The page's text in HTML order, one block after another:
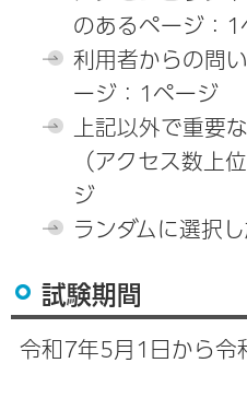
のあるページ：1
利用者からの問
ージ：1ページ
上記以外で重要
（アクセス数上
ジ
ランダムに選択
試験期間
令和7年5月1日から令